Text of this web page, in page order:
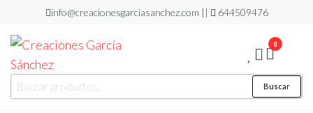
contenido
info@creacionesgarciasanchez.com || 644509476
Creaciones
García
regalos
personalizados
por:
Buscar
0